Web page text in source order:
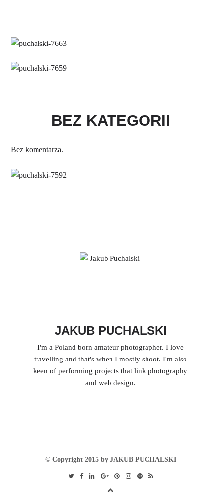
BEZ KATEGORII
Bez komentarza.
JAKUB PUCHALSKI
I'm a Poland born amateur photographer. I love
travelling and that's when I mostly shoot. I'm also
keen of performing projects that link photography
and web design.
© Copyright 2015 by JAKUB PUCHALSKI